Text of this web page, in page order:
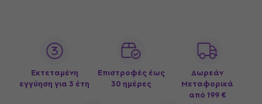
Εκτεταμένη
εγγύηση για 3 έτη
Επιστροφές έως
30 ημέρες
Δωρεάν
Μεταφορικά
από 199 €